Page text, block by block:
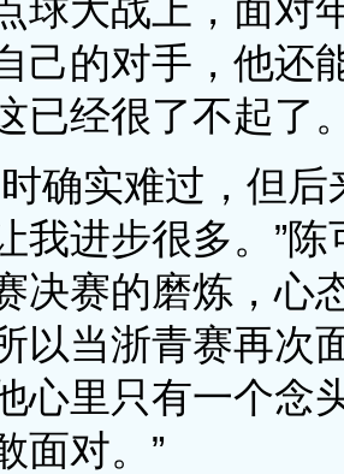
球大战上，面对
己的对手，他还
已经很了不起了
实难过，但后
我进步很多。”陈
决赛的磨炼，心
以当浙青赛再次
心里只有一个念
面对。”